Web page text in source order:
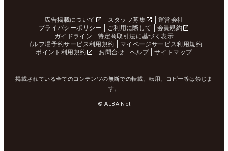
広告掲載について スタッフ募集
運営会社
プライバシーポリシー
ご利用に際して
会員規約
ガイドライン
特定商取引法に基づく表示
ゴルフ場予約サービス利用規約
マイページサービス利用規約
ポイント利用規約
お問合せ ヘルプ サイトマップ
掲載されている全てのコンテンツの無断での転載、転用、コピー等は禁じま
す。
© ALBA Net